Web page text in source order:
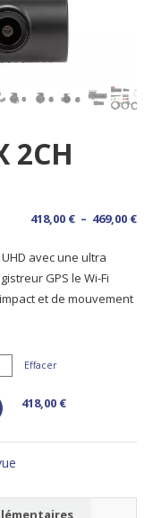
2CH
418,00 € – 469,00 €
UHD avec une ultra
GPS le Wi-Fi
et de mouvement
Effacer
418,00 €